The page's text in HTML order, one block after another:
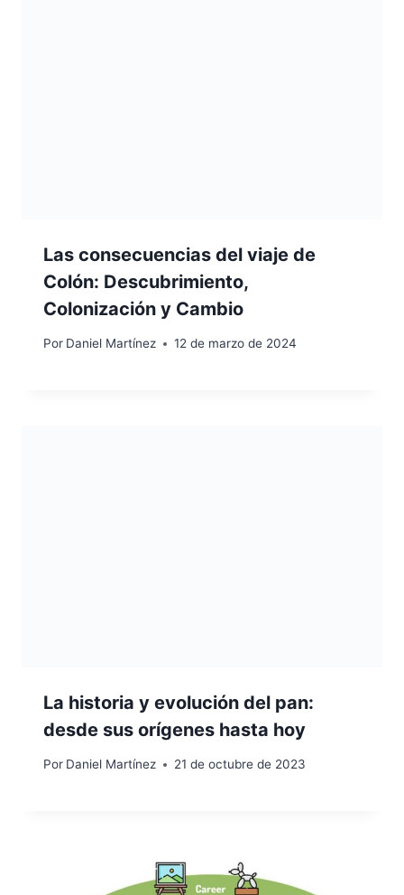
Las consecuencias del viaje de
Colón: Descubrimiento,
Colonización y Cambio
Por Daniel Martínez 12 de marzo de 2024
La historia y evolución del pan:
desde sus orígenes hasta hoy
Por Daniel Martínez 21 de octubre de 2023